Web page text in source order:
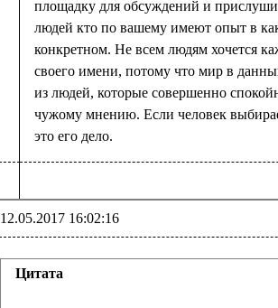
площадку для обсуждений и
людей кто по вашему имеют опыт в
конкретном. Не всем людям хочется
своего имени, потому что мир в
из людей, которые совершенно
чужому мнению. Если человек
это его дело.
12.05.2017 16:02:16
Цитата